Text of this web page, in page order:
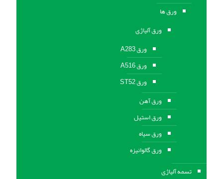
ورق ها
ورق آلیاژی
ورق A283
ورق A516
ورق ST52
ورق آهن
ورق استیل
ورق سیاه
ورق گالوانیزه
تسمه آلیاژی